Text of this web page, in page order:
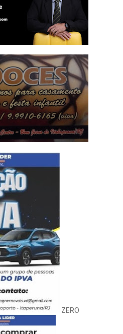
ZERO